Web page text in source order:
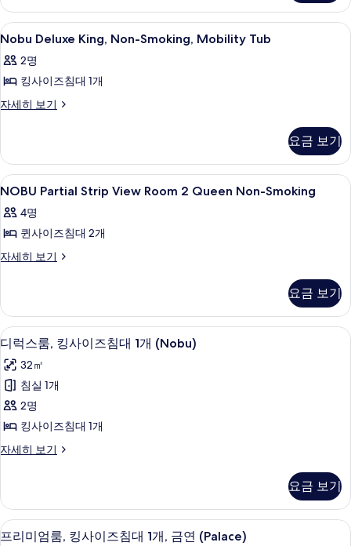
모
두
보
기
King
자
세
보
기
Nobu
Deluxe
King,
Non-
Smoking,
사
진
모
두
보
기
필로우탑 침대, 객실 내 금고, 책상, 암
5
Nobu Deluxe King, Non-Smoking, Mobility Tub
2명
킹사이즈침대 1개
자세히 보기
Nobu
Smoking,
Mobility
Tub
세
히
기
요금 보기
NOBU
Partial
Strip
View
Room
Non-
Smoking
사
진
모
두
보
기
필로우탑 침대, 객실 내 금고, 책상, 암
4
NOBU Partial Strip View Room 2 Queen Non-Smoking
4명
퀸사이즈침대 2개
자세히 보기
NOBU
Room
Queen
Non-
Smoking
자
세
히
보
요금 보기
디
럭
스
룸,
킹
이
침
대
1
필로우탑 침대, 객실 내 금고, 책상, 암
4
디럭스룸, 킹사이즈침대 1개 (Nobu)
32㎡
침실 1개
2명
킹사이즈침대 1개
자세히 보기
디
킹
사
이
요금 보기
프
필로우탑 침대, 객실 내 금고, 책상, 암
4
프리미엄룸, 킹사이즈침대 1개, 금연 (Palace)